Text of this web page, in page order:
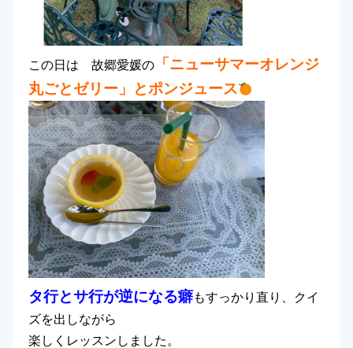
この日は 故郷愛媛の「ニューサマーオレンジ
丸ごとゼリー」とポンジュース
タ行とサ行が逆になる癖もすっかり直り、クイ
ズを出しながら
楽しくレッスンしました。